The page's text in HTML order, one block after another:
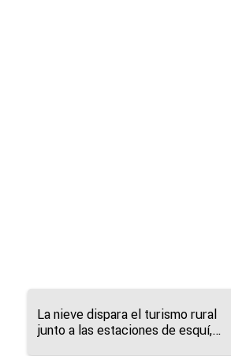
La nieve dispara el turismo rural
junto a las estaciones de esquí,